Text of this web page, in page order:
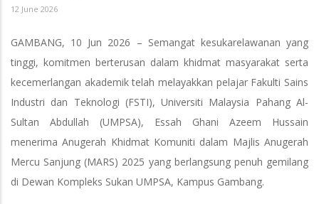
12 June 2026
GAMBANG, 10 Jun 2026 – Semangat kesukarelawanan yang
tinggi, komitmen berterusan dalam khidmat masyarakat serta
kecemerlangan akademik telah melayakkan pelajar Fakulti Sains
Industri dan Teknologi (FSTI), Universiti Malaysia Pahang Al-
Sultan Abdullah (UMPSA), Essah Ghani Azeem Hussain
menerima Anugerah Khidmat Komuniti dalam Majlis Anugerah
Mercu Sanjung (MARS) 2025 yang berlangsung penuh gemilang
di Dewan Kompleks Sukan UMPSA, Kampus Gambang.